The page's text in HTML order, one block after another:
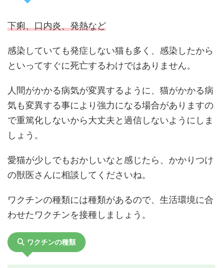
下痢、口内炎、発熱など
感染していても発症しない猫も多く、感染したから
といってすぐに死亡するわけではありません。
人間がかかる病気が変異するように、猫がかかる病
気も変異する事により強力になる場合がありますの
で重篤化しないから大丈夫と過信しないようにしま
しょう。
愛猫が少しでもおかしいなと感じたら、かかりつけ
の獣医さんに相談してくださいね。
ワクチンの種類には種類があるので、生活環境に合
わせたワクチンを接種しましょう。
ワクチンの種類